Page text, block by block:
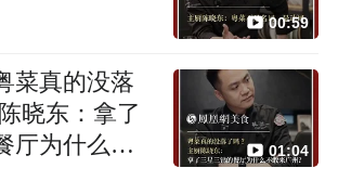
00:59
菜真的没落
晓东：拿了
厅为什么不
01:04